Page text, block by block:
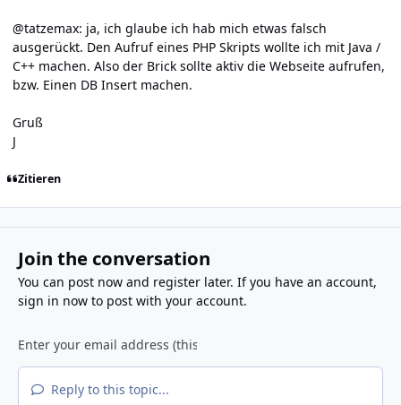
@tatzemax: ja, ich glaube ich hab mich etwas falsch
ausgerückt. Den Aufruf eines PHP Skripts wollte ich mit Java /
C++ machen. Also der Brick sollte aktiv die Webseite aufrufen,
bzw. Einen DB Insert machen.
Gruß
J
Zitieren
Join the conversation
You can post now and register later. If you have an account,
sign in nowto post with your account.
Reply to this topic...